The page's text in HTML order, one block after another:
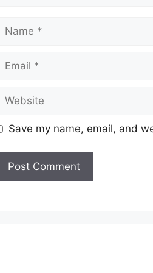
Name
Email
Website
Save my name, email, and